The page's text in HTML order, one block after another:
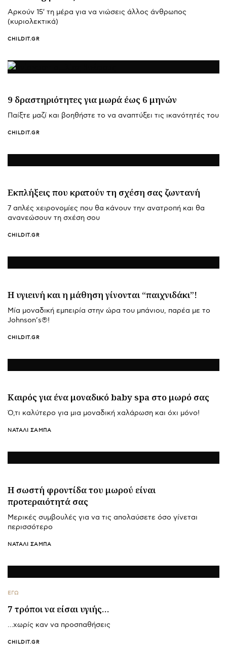
Αρκούν 15′ τη μέρα για να νιώσεις άλλος άνθρωπος
(κυριολεκτικά)
CHILDIT.GR
9 δραστηριότητες για μωρά έως 6 μηνών
Παίξτε μαζί και βοηθήστε το να αναπτύξει τις ικανότητές του
CHILDIT.GR
Εκπλήξεις που κρατούν τη σχέση σας ζωντανή
7 απλές χειρονομίες που θα κάνουν την ανατροπή και θα
ανανεώσουν τη σχέση σου
CHILDIT.GR
Η υγιεινή και η μάθηση γίνονται “παιχνιδάκι”!
Mία μοναδική εμπειρία στην ώρα του μπάνιου, παρέα με το
Johnson’s®!
CHILDIT.GR
Καιρός για ένα μοναδικό baby spa στο μωρό σας
Ό,τι καλύτερο για μια μοναδική χαλάρωση και όχι μόνο!
ΝΑΤΑΛΊ ΣΑΜΠΆ
Η σωστή φροντίδα του μωρού είναι
προτεραιότητά σας
Μερικές συμβουλές για να τις απολαύσετε όσο γίνεται
περισσότερο
ΝΑΤΑΛΊ ΣΑΜΠΆ
ΕΓΩ
7 τρόποι να είσαι υγιής…
…χωρίς καν να προσπαθήσεις
CHILDIT.GR